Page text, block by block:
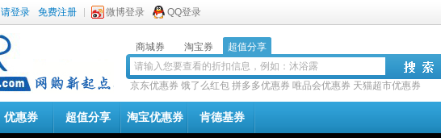
请登录 免费注册 微博登录 QQ登录
商城券 淘宝券 超值分享
京东优惠券 饿了么红包 拼多多优惠券 唯品会优惠券 天猫超市优惠券
优惠券 超值分享 淘宝优惠券 肯德基券